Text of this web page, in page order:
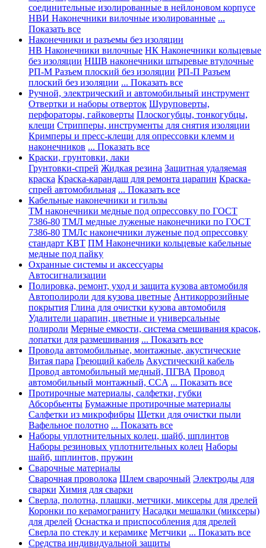
соединительные изолированные в нейлоновом корпусе
НВИ Наконечники вилочные изолированные ...
Показать все
Наконечники и разъемы без изоляции
НВ Наконечники вилочные НК Наконечники кольцевые
без изоляции НШВ наконечники штыревые втулочные
РП-М Разъем плоский без изоляции РП-П Разъем
плоский без изоляции ... Показать все
Ручной, электрический и автомобильный инструмент
Отвертки и наборы отверток Шуруповерты,
перфораторы, гайковерты Плоскогубцы, тонкогубцы,
клещи Стрипперы, инструменты для снятия изоляции
Кримперы и пресс-клещи для опрессовки клемм и
наконечников ... Показать все
Краски, грунтовки, лаки
Грунтовки-спрей Жидкая резина Защитная удаляемая
краска Краска-карандаш для ремонта царапин Краска-
спрей автомобильная ... Показать все
Кабельные наконечники и гильзы
ТМ наконечники медные под опрессовку по ГОСТ
7386-80 ТМЛ медные луженые наконечники по ГОСТ
7386-80 ТМЛс наконечники луженые под опрессовку
стандарт КВТ ПМ Наконечники кольцевые кабельные
медные под пайку
Охранные системы и аксессуары
Автосигнализации
Полировка, ремонт, уход и защита кузова автомобиля
Автополироли для кузова цветные Антикоррозийные
покрытия Глина для очистки кузова автомобиля
Удалители царапин, цветные и универсальные
полироли Мерные емкости, система смешивания красок,
лопатки для размешивания ... Показать все
Провода автомобильные, монтажные, акустические
Витая пара Греющий кабель Акустический кабель
Провод автомобильный медный, ПГВА Провод
автомобильный монтажный, CCA ... Показать все
Протирочные материалы, салфетки, губки
Абсорбьенты Бумажные протирочные материалы
Салфетки из микрофибры Щетки для очистки пыли
Вафельное полотно ... Показать все
Наборы уплотнительных колец, шайб, шплинтов
Наборы резиновых уплотнительных колец Наборы
шайб, шплинтов, пружин
Сварочные материалы
Сварочная проволока Шлем сварочный Электроды для
сварки Химия для сварки
Сверла, полотна, плашки, метчики, миксеры для дрелей
Коронки по керамограниту Насадки мешалки (миксеры)
для дрелей Оснастка и приспособления для дрелей
Сверла по стеклу и керамике Метчики ... Показать все
Средства индивидуальной защиты